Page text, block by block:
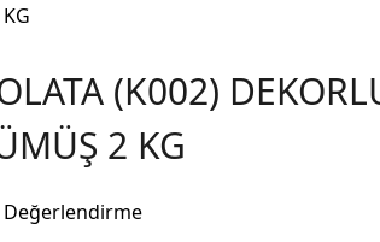
(K002)
2 KG
Değerlendirme